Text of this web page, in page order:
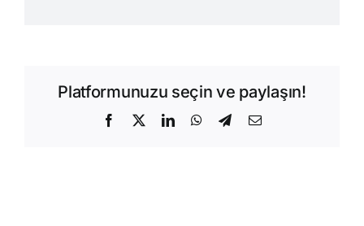
Platformunuzu seçin ve paylaşın!
Facebook
X LinkedInWhatsApp
Telegram
E-